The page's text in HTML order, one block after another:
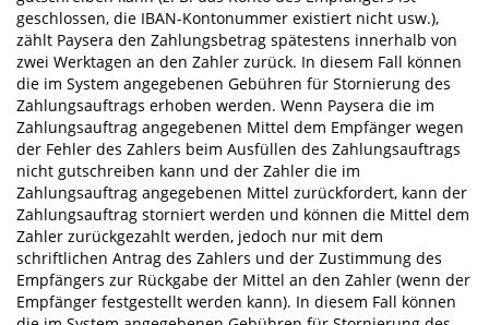
geschlossen, die IBAN-Kontonummer existiert nicht usw.),
zählt Paysera den Zahlungsbetrag spätestens innerhalb von
zwei Werktagen an den Zahler zurück. In diesem Fall können
die im System angegebenen Gebühren für Stornierung des
Zahlungsauftrags erhoben werden. Wenn Paysera die im
Zahlungsauftrag angegebenen Mittel dem Empfänger wegen
der Fehler des Zahlers beim Ausfüllen des Zahlungsauftrags
nicht gutschreiben kann und der Zahler die im
Zahlungsauftrag angegebenen Mittel zurückfordert, kann der
Zahlungsauftrag storniert werden und können die Mittel dem
Zahler zurückgezahlt werden, jedoch nur mit dem
schriftlichen Antrag des Zahlers und der Zustimmung des
Empfängers zur Rückgabe der Mittel an den Zahler (wenn der
Empfänger festgestellt werden kann). In diesem Fall können